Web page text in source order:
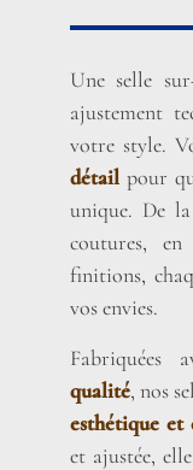
Une selle
ajustement
votre style.
détailpour
unique. De
coutures,
finitions,
vos envies.
Fabriquées
qualité, nos
esthétique et
et ajustée,